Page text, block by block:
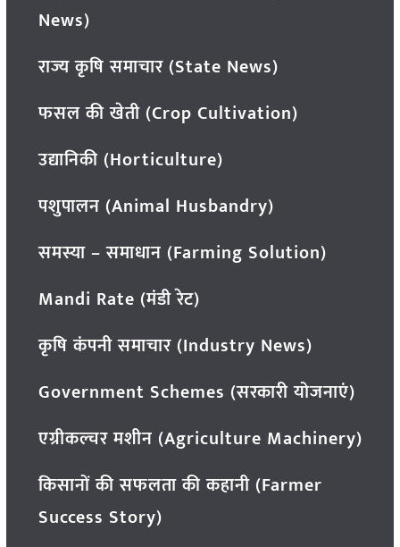
News)
राज्य कृषि समाचार (State News)
फसल की खेती (Crop Cultivation)
उद्यानिकी (Horticulture)
पशुपालन (Animal Husbandry)
समस्या – समाधान (Farming Solution)
Mandi Rate (मंडी रेट)
कृषि कंपनी समाचार (Industry News)
Government Schemes (सरकारी योजनाएं)
एग्रीकल्चर मशीन (Agriculture Machinery)
किसानों की सफलता की कहानी (Farmer
Success Story)